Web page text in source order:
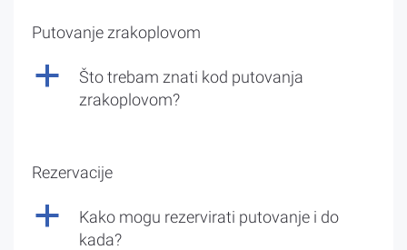
Putovanje zrakoplovom
a
Što trebam znati kod putovanja
zrakoplovom?
Rezervacije
a
Kako mogu rezervirati putovanje i do
kada?